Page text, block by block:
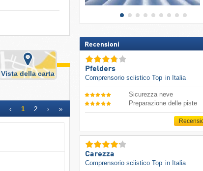
Vista della carta
‹ 1 2 › »
Recensioni
Pfelders
Comprensorio sciistico Top in Italia
Sicurezza neve
Preparazione delle piste
Carezza
Comprensorio sciistico Top in Italia